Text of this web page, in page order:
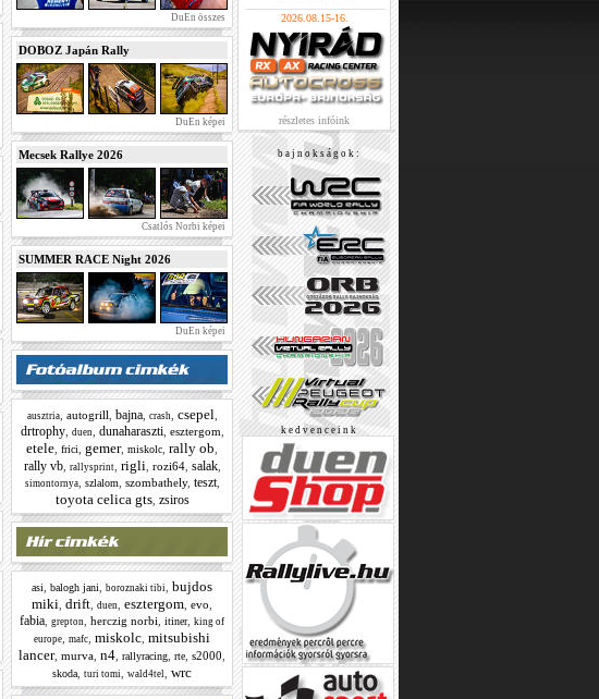
DuEn összes
DOBOZ Japán Rally
DuEn képei
Mecsek Rallye 2026
Csatlós Norbi képei
SUMMER RACE Night 2026
DuEn képei
ausztria, autogrill bajna, crash csepel
drtrophy, duen dunaharaszti, esztergom
etele frici gemer, miskolc rally ob
rally vb, rallysprint, rigli rozi64, salak,
simontornya, szlalom szombathely, teszt,
toyota celica gts, zsiros
asi balogh jani boroznaki tibi bujdos
miki drift duen esztergom evo
fabia grepton herczig norbi itiner, king of
europe mafc miskolc mitsubishi
lancer, murva n4 rallyracing rte s2000
skoda turi tomi wald4tel wrc
2026.08.15-16.
részletes infóink
b a j n o k s á g o k :
k e d v e n c e i n k